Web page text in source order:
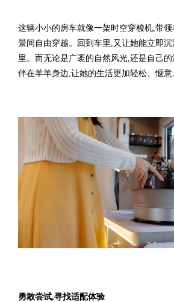
这辆小小的房车就像一架时空穿梭机,带
景间自由穿越。回到车里,又让她能立即
里。而无论是广袤的自然风光,还是自己的
伴在羊羊身边,让她的生活更加轻松、惬意
勇敢尝试,寻找适配体验